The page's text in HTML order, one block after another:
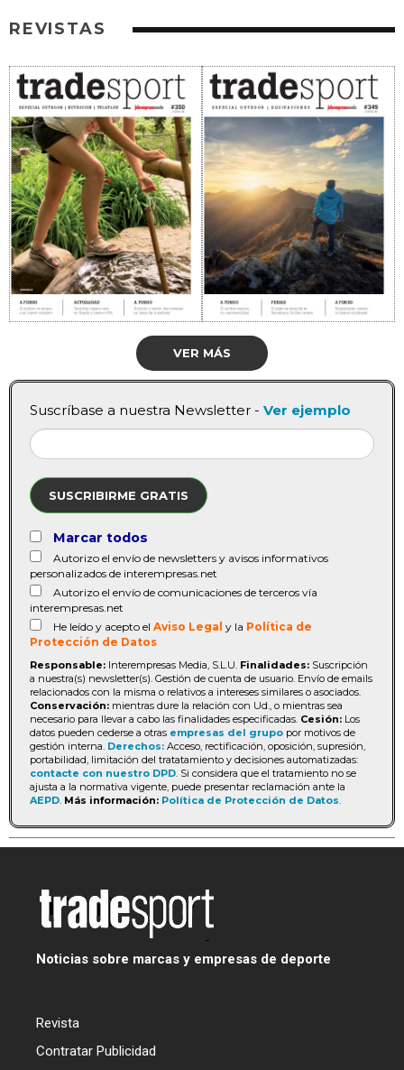
REVISTAS
VER MÁS
Suscríbase a nuestra Newsletter - Ver ejemplo
SUSCRIBIRME GRATIS
Marcar todos
Autorizo el envío de newsletters y avisos informativos
personalizados de interempresas.net
Autorizo el envío de comunicaciones de terceros vía
interempresas.net
He leído y acepto el Aviso Legal y la Política de
Protección de Datos
Responsable: Interempresas Media, S.L.U. Finalidades: Suscripción
a nuestra(s) newsletter(s). Gestión de cuenta de usuario. Envío de emails
relacionados con la misma o relativos a intereses similares o asociados.
Conservación: mientras dure la relación con Ud., o mientras sea
necesario para llevar a cabo las finalidades especificadas. Cesión: Los
datos pueden cederse a otras empresas del grupo por motivos de
gestión interna. Derechos: Acceso, rectificación, oposición, supresión,
portabilidad, limitación del tratatamiento y decisiones automatizadas:
contacte con nuestro DPD. Si considera que el tratamiento no se
ajusta a la normativa vigente, puede presentar reclamación ante la
AEPD. Más información: Política de Protección de Datos.
Noticias sobre marcas y empresas de deporte
Revista
Contratar Publicidad